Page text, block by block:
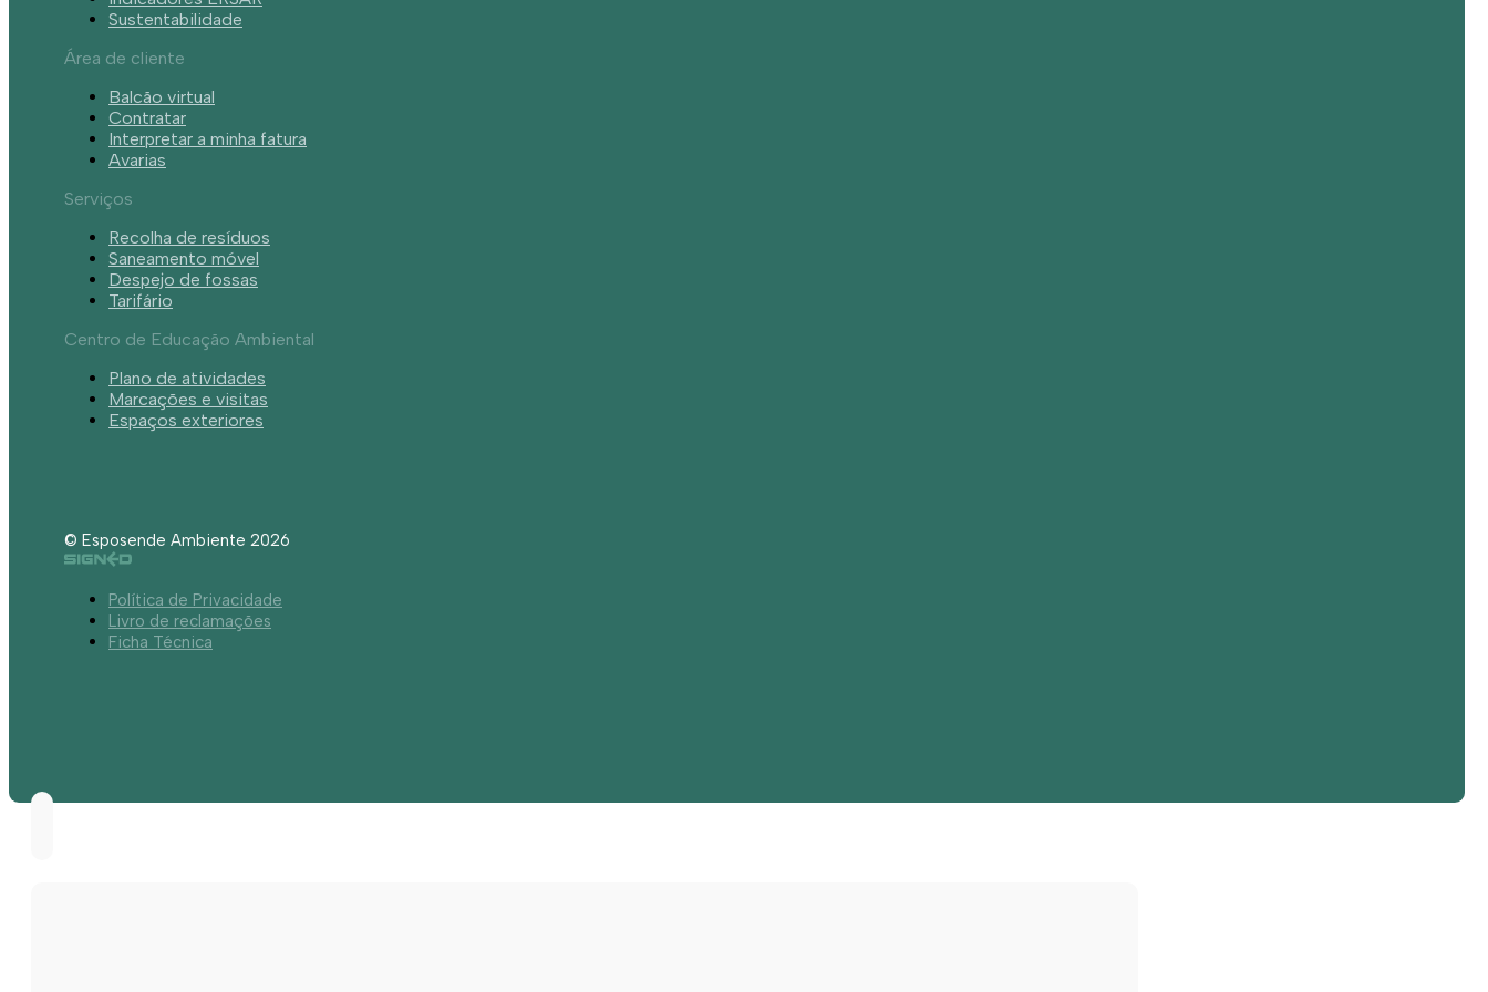
Sustentabilidade
Área de cliente
Balcão virtual
Contratar
Interpretar a minha fatura
Avarias
Serviços
Recolha de resíduos
Saneamento móvel
Despejo de fossas
Tarifário
Centro de Educação Ambiental
Plano de atividades
Marcações e visitas
Espaços exteriores
© Esposende Ambiente 2026
Política de Privacidade
Livro de reclamações
Ficha Técnica